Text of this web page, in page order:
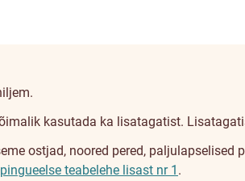
kasutada ka lisatagatist.
ostjad, noored pered, paljulapselised
teabelehe lisast nr 1 .